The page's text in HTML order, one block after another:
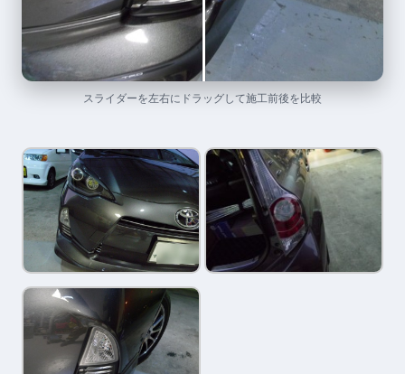
スライダーを左右にドラッグして施工前後を比較